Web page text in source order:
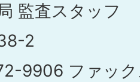
監査スタッフ
2
9906 ファッ